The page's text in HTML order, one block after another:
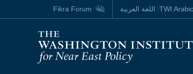
TWI Arabic: اللغة العربية Fikra Forum